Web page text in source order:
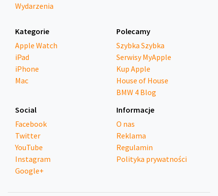
Wydarzenia
Kategorie
Apple Watch
iPad
iPhone
Mac
Polecamy
Szybka Szybka
Serwisy MyApple
Kup Apple
House of House
BMW 4 Blog
Social
Facebook
Twitter
YouTube
Instagram
Google+
Informacje
O nas
Reklama
Regulamin
Polityka prywatności